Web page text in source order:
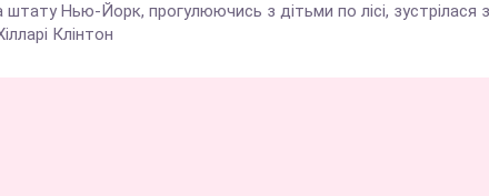
Нью-Йорк, прогулюючись з дітьми по лісі, зустрілася
Клінтон